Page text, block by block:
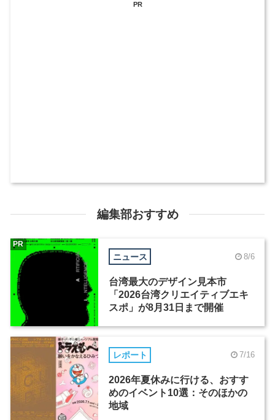
PR
編集部おすすめ
ニュース 8/6
台湾最大のデザイン見本市
「2026台湾クリエイティブエキ
スポ」が8月31日まで開催
PR
レポート 7/16
2026年夏休みに行ける、おすす
めのイベント10選：そのほかの
地域